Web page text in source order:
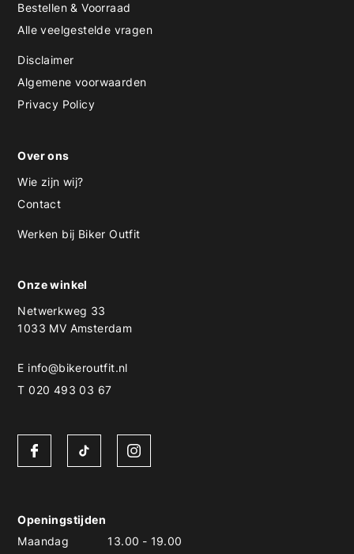
Bestellen & Voorraad
Alle veelgestelde vragen
Disclaimer
Algemene voorwaarden
Privacy Policy
Over ons
Wie zijn wij?
Contact
Werken bij Biker Outfit
Onze winkel
Netwerkweg 33
1033 MV Amsterdam
E info@bikeroutfit.nl
T 020 493 03 67
Openingstijden
Maandag
13.00 - 19.00